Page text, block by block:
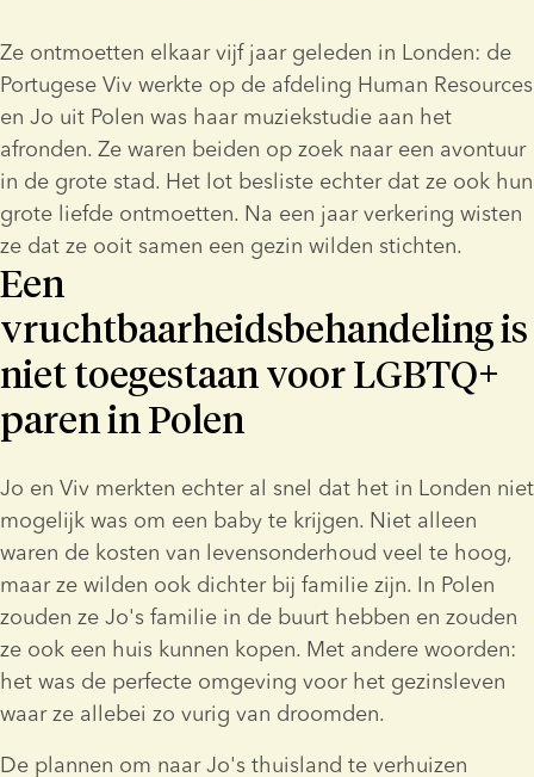
Ze ontmoetten elkaar vijf jaar geleden in Londen: de
Portugese Viv werkte op de afdeling Human Resources
en Jo uit Polen was haar muziekstudie aan het
afronden. Ze waren beiden op zoek naar een avontuur
in de grote stad. Het lot besliste echter dat ze ook hun
grote liefde ontmoetten. Na een jaar verkering wisten
ze dat ze ooit samen een gezin wilden stichten.
Een
vruchtbaarheidsbehandeling is
niet toegestaan voor LGBTQ+
paren in Polen
Jo en Viv merkten echter al snel dat het in Londen niet
mogelijk was om een baby te krijgen. Niet alleen
waren de kosten van levensonderhoud veel te hoog,
maar ze wilden ook dichter bij familie zijn. In Polen
zouden ze Jo's familie in de buurt hebben en zouden
ze ook een huis kunnen kopen. Met andere woorden:
het was de perfecte omgeving voor het gezinsleven
waar ze allebei zo vurig van droomden.
De plannen om naar Jo's thuisland te verhuizen